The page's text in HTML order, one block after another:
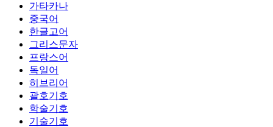
가타카나
중국어
한글고어
그리스문자
프랑스어
독일어
히브리어
괄호기호
학술기호
기술기호